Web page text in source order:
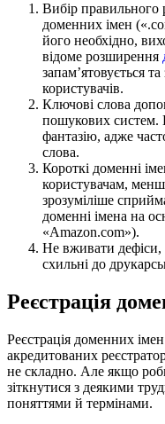
Вибір правильного
доменних імен
його необхідно,
відоме розширення
запам’ятовується
користувачів.
Ключові слова
пошукових систем.
фантазію, адже
слова.
Короткі доменні
користувачам,
зрозуміліше
доменні імена на
«Amazon.com»).
Не вживати дефіси,
схильні до
Реєстрація
Реєстрація доменних
акредитованих
не складно. Але якщо
зіткнутися з деякими
поняттями й термінами.